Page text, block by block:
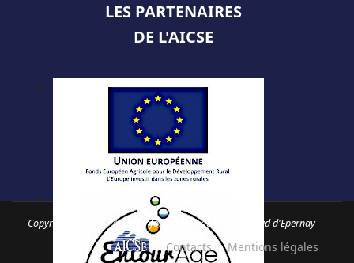
LES PARTENAIRES
DE L'AICSE
Copyright © 2026 - Atelier Informatique des Coteaux Sud d'Epernay
Contacts Mentions légales